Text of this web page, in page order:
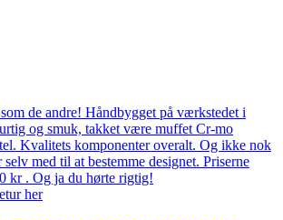
de andre! Håndbygget på værkstedet i
og smuk, takket være muffet Cr-mo
Kvalitets komponenter overalt. Og ikke nok
selv med til at bestemme designet. Priserne
kr . Og ja du hørte rigtig!
her